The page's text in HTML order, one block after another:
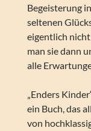
Begeisterung
seltenen
eigentlich
man sie dann
alle
„Enders
ein Buch, das
von